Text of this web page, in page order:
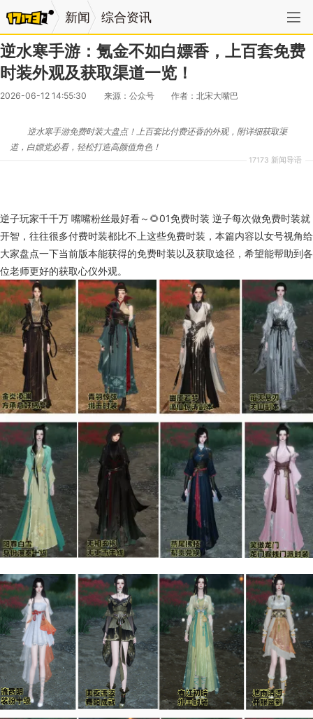
新闻 综合资讯
逆水寒手游：氪金不如白嫖香，上百套免费
时装外观及获取渠道一览！
2026-06-12 14:55:30 来源：公众号 作者：北宋大嘴巴
17173 新闻导语
逆水寒手游免费时装大盘点！上百套比付费还香的外观，附详细获取渠
道，白嫖党必看，轻松打造高颜值角色！
逆子玩家千千万 嘴嘴粉丝最好看～🌻01免费时装 逆子每次做免费时装就
开智，往往很多付费时装都比不上这些免费时装，本篇内容以女号视角给
大家盘点一下当前版本能获得的免费时装以及获取途径，希望能帮助到各
位老师更好的获取心仪外观。